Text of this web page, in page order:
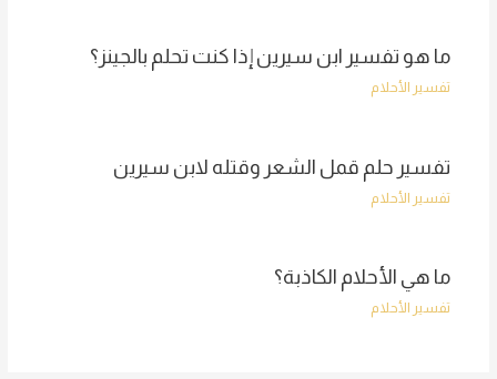
ما هو تفسير ابن سيرين إذا كنت تحلم بالجينز؟
تفسير الأحلام
تفسير حلم قمل الشعر وقتله لابن سيرين
تفسير الأحلام
ما هي الأحلام الكاذبة؟
تفسير الأحلام